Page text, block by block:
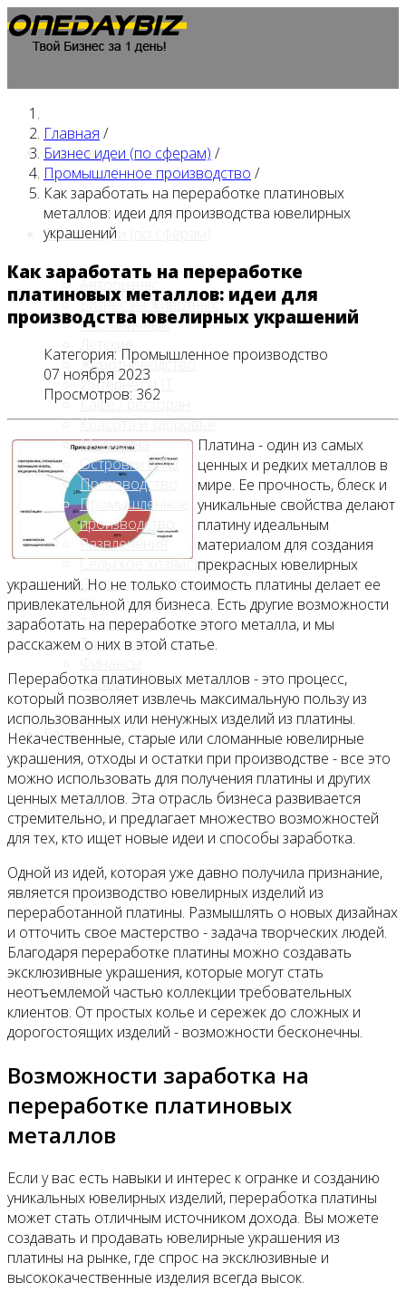
Главная
Бизнес идеи (по сферам)
Автобизнес
Бизнес на животных
Гостиничный
Детские
Животноводство
Интернет и IT
Кафе / ресторан
Красота и здоровье
Медицина
Островки в ТЦ
Производство
Промышленное
производство
Развлечения
Сельское хозяйство
Строительство, ремонт
Сфера услуг
Торговля и магазины
Туризм и отдых
Хобби
Блог
Контакты
Главная /
Бизнес идеи (по сферам) /
Промышленное производство /
Как заработать на переработке платиновых
металлов: идеи для производства ювелирных
украшений
Как заработать на переработке
платиновых металлов: идеи для
производства ювелирных украшений
Категория: Промышленное производство
07 ноября 2023
Просмотров: 362
Платина - один из самых
ценных и редких металлов в
мире. Ее прочность, блеск и
уникальные свойства делают
платину идеальным
материалом для создания
прекрасных ювелирных
украшений. Но не только стоимость платины делает ее
привлекательной для бизнеса. Есть другие возможности
заработать на переработке этого металла, и мы
расскажем о них в этой статье.
Переработка платиновых металлов - это процесс,
который позволяет извлечь максимальную пользу из
использованных или ненужных изделий из платины.
Некачественные, старые или сломанные ювелирные
украшения, отходы и остатки при производстве - все это
можно использовать для получения платины и других
ценных металлов. Эта отрасль бизнеса развивается
стремительно, и предлагает множество возможностей
для тех, кто ищет новые идеи и способы заработка.
Одной из идей, которая уже давно получила признание,
является производство ювелирных изделий из
переработанной платины. Размышлять о новых дизайнах
и отточить свое мастерство - задача творческих людей.
Благодаря переработке платины можно создавать
эксклюзивные украшения, которые могут стать
неотъемлемой частью коллекции требовательных
клиентов. От простых колье и сережек до сложных и
дорогостоящих изделий - возможности бесконечны.
Возможности заработка на
переработке платиновых
металлов
Если у вас есть навыки и интерес к огранке и созданию
уникальных ювелирных изделий, переработка платины
может стать отличным источником дохода. Вы можете
создавать и продавать ювелирные украшения из
платины на рынке, где спрос на эксклюзивные и
высококачественные изделия всегда высок.